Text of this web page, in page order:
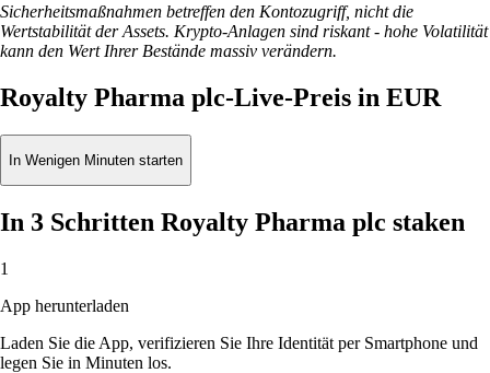
Sicherheitsmaßnahmen betreffen den Kontozugriff, nicht die
Wertstabilität der Assets. Krypto-Anlagen sind riskant - hohe Volatilität
kann den Wert Ihrer Bestände massiv verändern.
Royalty Pharma plc-Live-Preis in EUR
In Wenigen Minuten starten
In 3 Schritten Royalty Pharma plc staken
1
App herunterladen
Laden Sie die App, verifizieren Sie Ihre Identität per Smartphone und
legen Sie in Minuten los.